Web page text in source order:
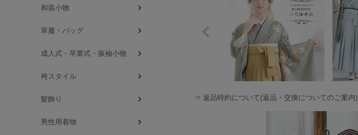
⇒ 返品特約について(返品・交換についてのご案内)
和装小物
草履・バッグ
成人式・卒業式・振袖小物
袴スタイル
髪飾り
男性用着物